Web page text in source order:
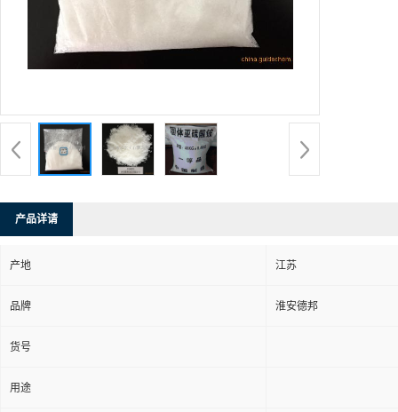
产品详请
产地 江苏
品牌 淮安德邦
货号
用途